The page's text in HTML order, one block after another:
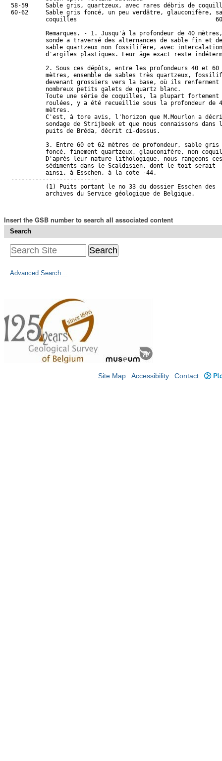
Insert the GSB number to search all associated content
Search
Advanced Search…
Site Map Accessibility Contact